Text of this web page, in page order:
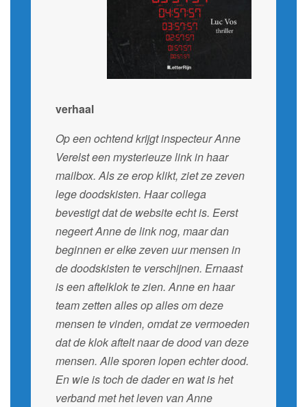
verhaal
Op een ochtend krijgt inspecteur Anne
Verelst een mysterieuze link in haar
mailbox. Als ze erop klikt, ziet ze zeven
lege doodskisten. Haar collega
bevestigt dat de website echt is. Eerst
negeert Anne de link nog, maar dan
beginnen er elke zeven uur mensen in
de doodskisten te verschijnen. Ernaast
is een aftelklok te zien. Anne en haar
team zetten alles op alles om deze
mensen te vinden, omdat ze vermoeden
dat de klok aftelt naar de dood van deze
mensen. Alle sporen lopen echter dood.
En wie is toch de dader en wat is het
verband met het leven van Anne